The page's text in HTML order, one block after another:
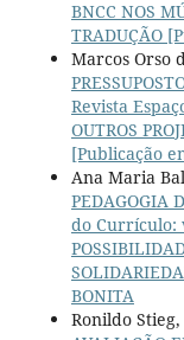
BNCC NOS
TRADUÇÃO
Marcos Orso
Revista
OUTROS
[Publicação
Ana Maria
PEDAGOGIA
do Currículo:
BONITA
Ronildo